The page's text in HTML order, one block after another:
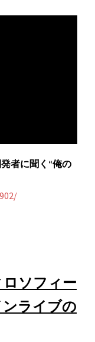
者に聞く“俺の
ソフィー
ライブの